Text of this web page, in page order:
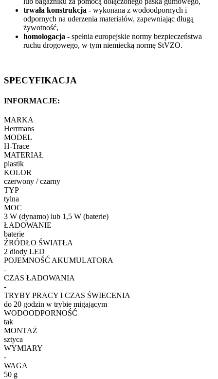
trwała konstrukcja - wykonana z wodoodpornych i
odpornych na uderzenia materiałów, zapewniając długą
żywotność,
homologacja - spełnia europejskie normy bezpieczeństwa
ruchu drogowego, w tym niemiecką normę StVZO.
SPECYFIKACJA
INFORMACJE:
MARKA
Herrmans
MODEL
H-Trace
MATERIAŁ
plastik
KOLOR
czerwony / czarny
TYP
tylna
MOC
3 W (dynamo) lub 1,5 W (baterie)
ŁADOWANIE
baterie
ŹRÓDŁO ŚWIATŁA
2 diody LED
POJEMNOŚĆ AKUMULATORA
-
CZAS ŁADOWANIA
-
TRYBY PRACY I CZAS ŚWIECENIA
do 20 godzin w trybie migającym
WODOODPORNOŚĆ
tak
MONTAŻ
sztyca
WYMIARY
-
WAGA
50 g